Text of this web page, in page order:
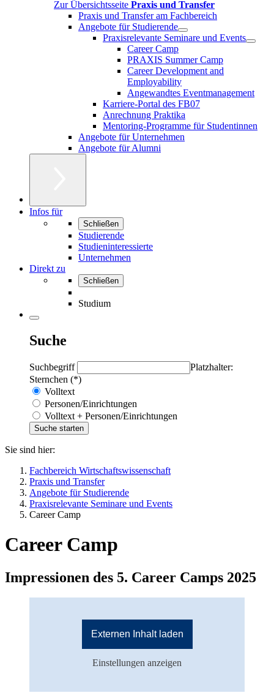
Zur Übersichtsseite Praxis und Transfer
Praxis und Transfer am Fachbereich
Angebote für Studierende
Praxisrelevante Seminare und Events
Career Camp
PRAXIS Summer Camp
Career Development and
Employability
Angewandtes Eventmanagement
Karriere-Portal des FB07
Anrechnung Praktika
Mentoring-Programme für Studentinnen
Angebote für Unternehmen
Angebote für Alumni
Infos für
Schließen
Studierende
Studieninteressierte
Unternehmen
Direkt zu
Schließen
Studium
Suche
Suchbegriff
Platzhalter:
Sternchen (*)
Volltext
Personen/Einrichtungen
Volltext + Personen/Einrichtungen
Sie sind hier:
Fachbereich Wirtschaftswissenschaft
Praxis und Transfer
Angebote für Studierende
Praxisrelevante Seminare und Events
Career Camp
Career Camp
Impressionen des 5. Career Camps 2025
Externen Inhalt laden
Einstellungen anzeigen